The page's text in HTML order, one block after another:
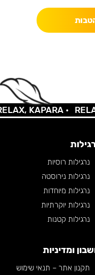
KAPARA •
נרגילות רוסיות
נרגילות נירוסטה
נרגילות מיוחדות
נרגילות יוקרתיות
נרגילות קטנות
ומדיניות
תקנון אתר – תנאי שימוש